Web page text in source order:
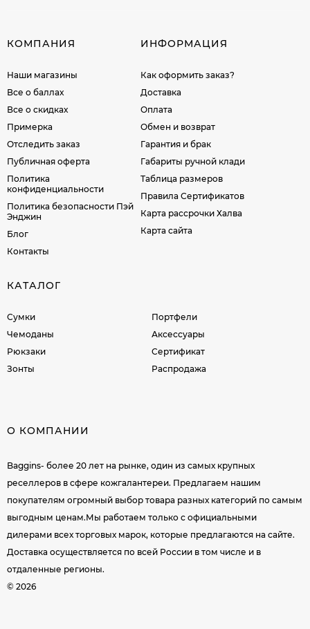
КОМПАНИЯ
Наши магазины
Все о баллах
Все о скидках
Примерка
Отследить заказ
Публичная оферта
Политика
конфиденциальности
Политика безопасности Пэй
Энджин
Блог
Контакты
ИНФОРМАЦИЯ
Как оформить заказ?
Доставка
Оплата
Обмен и возврат
Гарантия и брак
Габариты ручной клади
Таблица размеров
Правила Сертификатов
Карта рассрочки Халва
Карта сайта
КАТАЛОГ
Сумки
Чемоданы
Рюкзаки
Зонты
Портфели
Аксессуары
Сертификат
Распродажа
О КОМПАНИИ
Baggins- более 20 лет на рынке, один из самых крупных
реселлеров в сфере кожгалантереи. Предлагаем нашим
покупателям огромный выбор товара разных категорий по самым
выгодным ценам.Мы работаем только с официальными
дилерами всех торговых марок, которые предлагаются на сайте.
Доставка осуществляется по всей России в том числе и в
отдаленные регионы.
© 2026